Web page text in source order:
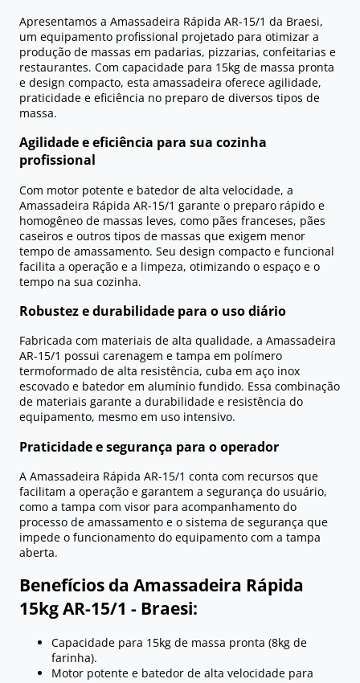
Apresentamos a Amassadeira Rápida AR-15/1 da Braesi,
um equipamento profissional projetado para otimizar a
produção de massas em padarias, pizzarias, confeitarias e
restaurantes. Com capacidade para 15kg de massa pronta
e design compacto, esta amassadeira oferece agilidade,
praticidade e eficiência no preparo de diversos tipos de
massa.
Agilidade e eficiência para sua cozinha
profissional
Com motor potente e batedor de alta velocidade, a
Amassadeira Rápida AR-15/1 garante o preparo rápido e
homogêneo de massas leves, como pães franceses, pães
caseiros e outros tipos de massas que exigem menor
tempo de amassamento. Seu design compacto e funcional
facilita a operação e a limpeza, otimizando o espaço e o
tempo na sua cozinha.
Robustez e durabilidade para o uso diário
Fabricada com materiais de alta qualidade, a Amassadeira
AR-15/1 possui carenagem e tampa em polímero
termoformado de alta resistência, cuba em aço inox
escovado e batedor em alumínio fundido. Essa combinação
de materiais garante a durabilidade e resistência do
equipamento, mesmo em uso intensivo.
Praticidade e segurança para o operador
A Amassadeira Rápida AR-15/1 conta com recursos que
facilitam a operação e garantem a segurança do usuário,
como a tampa com visor para acompanhamento do
processo de amassamento e o sistema de segurança que
impede o funcionamento do equipamento com a tampa
aberta.
Benefícios da Amassadeira Rápida
15kg AR-15/1 - Braesi:
Capacidade para 15kg de massa pronta (8kg de
farinha).
Motor potente e batedor de alta velocidade para